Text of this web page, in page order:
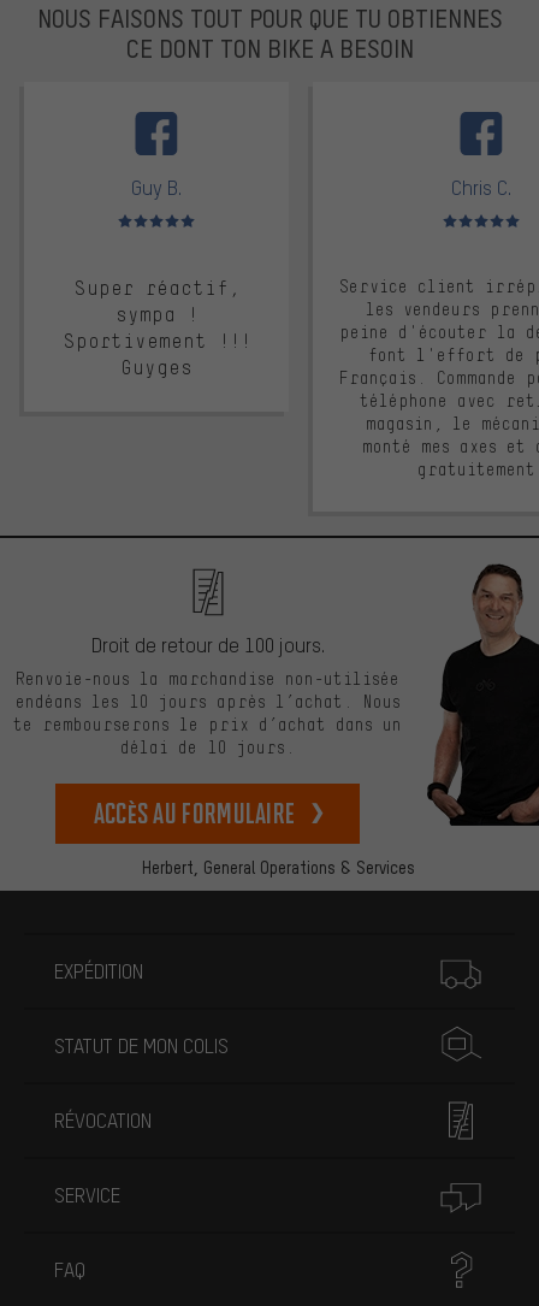
NOUS FAISONS TOUT POUR QUE TU OBTIENNES
CE DONT TON BIKE A BESOIN
Guy B.
Note moyenne : 5 sur 5
Super réactif,
sympa !
Sportivement !!!
Guyges
Chris C.
Note moyenne :
Service client
les vendeurs
peine d'écouter la
font l'effort de
Français. Commande
téléphone avec
magasin, le
monté mes axes et
Herbert, General Operations & Services
Droit de retour de 100 jours.
Renvoie-nous la marchandise non-utilisée
endéans les 10 jours après l’achat. Nous
te rembourserons le prix d’achat dans un
délai de 10 jours.
Accès au formulaire
EXPÉDITION
STATUT DE MON COLIS
RÉVOCATION
SERVICE
FAQ